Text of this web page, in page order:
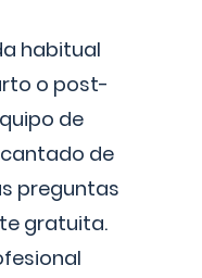
habitual
o post-
de
de
preguntas
gratuita.